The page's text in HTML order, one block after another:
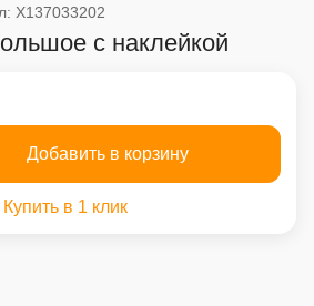
X137033202
с наклейкой
Добавить в корзину
Купить в 1 клик